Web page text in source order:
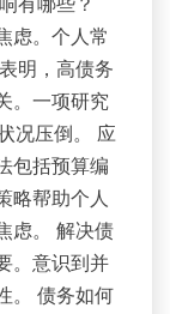
虑。个人常
明，高债务
。一项研究
况压倒。 应
包括预算编
略帮助个人
虑。 解决债
。意识到并
。 债务如何